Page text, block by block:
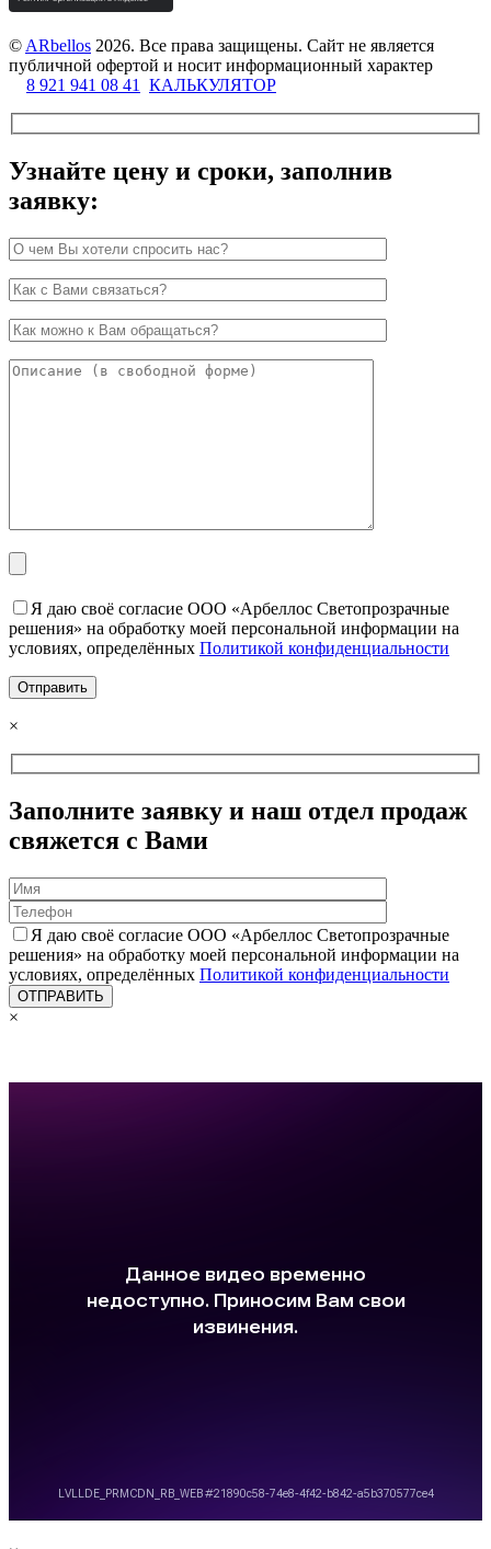
© ARbellos 2026. Все права защищены. Сайт не является
публичной офертой и носит информационный характер
8 921 941 08 41
КАЛЬКУЛЯТОР
Узнайте цену и сроки, заполнив
заявку:
Я даю своё согласие ООО «Арбеллос Светопрозрачные
решения» на обработку моей персональной информации на
условиях, определённых Политикой конфиденциальности
×
Заполните заявку и наш отдел продаж
свяжется с Вами
Я даю своё согласие ООО «Арбеллос Светопрозрачные
решения» на обработку моей персональной информации на
условиях, определённых Политикой конфиденциальности
×